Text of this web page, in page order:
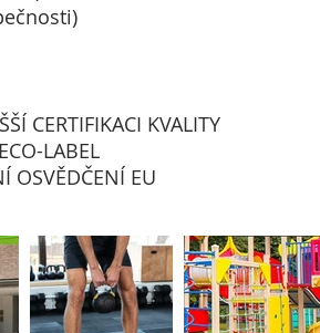
CERTIFIKACI KVALITY
LABEL
OSVĚDČENÍ EU